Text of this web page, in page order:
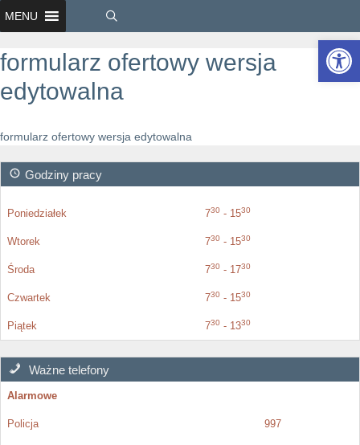
MENU
formularz ofertowy wersja
edytowalna
formularz ofertowy wersja edytowalna
Godziny pracy
Poniedziałek 730 - 1530
Wtorek 730 - 1530
Środa 730 - 1730
Czwartek 730 - 1530
Piątek 730 - 1330
Ważne telefony
Alarmowe
Policja 997